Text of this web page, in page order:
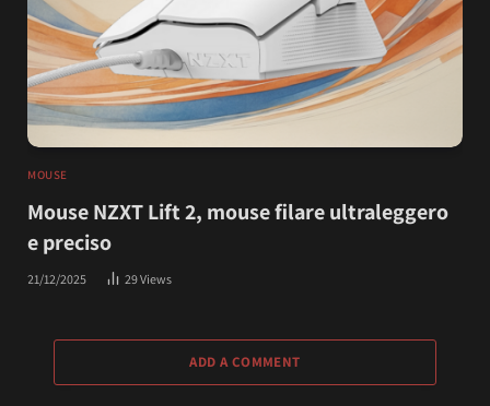
MOUSE
Mouse NZXT Lift 2, mouse filare ultraleggero
e preciso
21/12/2025 29Views
ADD A COMMENT